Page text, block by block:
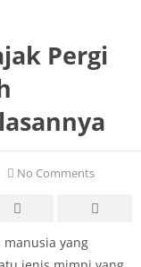
Pergi
No Comments
yang